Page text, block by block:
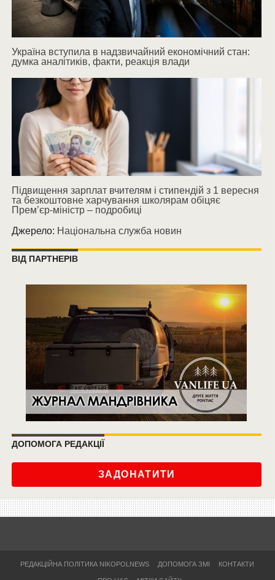
Україна вступила в надзвичайний економічний стан:
думка аналітиків, факти, реакція влади
Підвищення зарплат вчителям і стипендій з 1 вересня
та безкоштовне харчування школярам обіцяє
Прем’єр-міністр – подробиці
Джерело: Національна служба новин
ВІД ПАРТНЕРІВ
ДОПОМОГА РЕДАКЦІЇ
ЗАДОНАТИТИ
РЕДАКЦІЙНА ПОЛІТИКА NIKOPOLNEWS ДОПОМОГА ЗМІ КОНТАКТИ